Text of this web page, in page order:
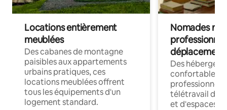
Locations entièrement
meublées
Des cabanes de montagne
paisibles aux appartements
urbains pratiques, ces
locations meublées offrent
tous les équipements d'un
logement standard.
Nomades
déplacement
Des
confortables
professionnels
télétravail
et d'espaces